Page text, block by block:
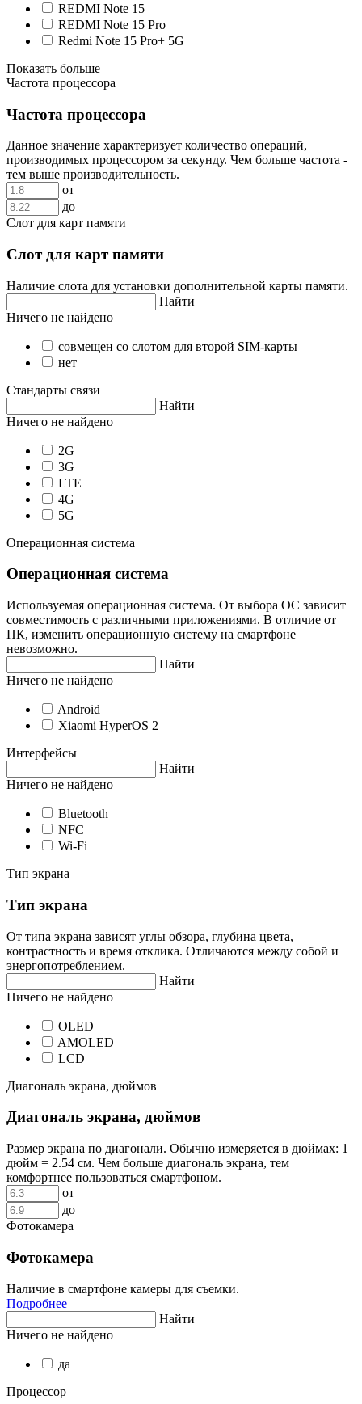
REDMI Note 15
REDMI Note 15 Pro
Redmi Note 15 Pro+ 5G
Показать больше
Частота процессора
Частота процессора
Данное значение характеризует количество операций,
производимых процессором за секунду. Чем больше частота -
тем выше производительность.
от
до
Слот для карт памяти
Слот для карт памяти
Наличие слота для установки дополнительной карты памяти.
Найти
Ничего не найдено
совмещен со слотом для второй SIM-карты
нет
Стандарты связи
Найти
Ничего не найдено
2G
3G
LTE
4G
5G
Операционная система
Операционная система
Используемая операционная система. От выбора ОС зависит
совместимость с различными приложениями. В отличие от
ПК, изменить операционную систему на смартфоне
невозможно.
Найти
Ничего не найдено
Android
Xiaomi HyperOS 2
Интерфейсы
Найти
Ничего не найдено
Bluetooth
NFC
Wi-Fi
Тип экрана
Тип экрана
От типа экрана зависят углы обзора, глубина цвета,
контрастность и время отклика. Отличаются между собой и
энергопотреблением.
Найти
Ничего не найдено
OLED
AMOLED
LCD
Диагональ экрана, дюймов
Диагональ экрана, дюймов
Размер экрана по диагонали. Обычно измеряется в дюймах: 1
дюйм = 2.54 см. Чем больше диагональ экрана, тем
комфортнее пользоваться смартфоном.
от
до
Фотокамера
Фотокамера
Наличие в смартфоне камеры для съемки.
Подробнее
Найти
Ничего не найдено
да
Процессор